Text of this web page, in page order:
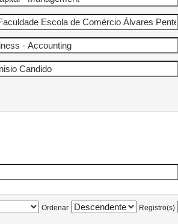
Ordenar Registro(s)